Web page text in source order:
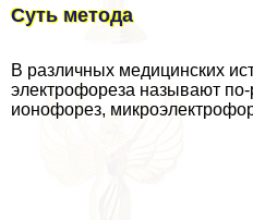
Суть метода
В различных медицинских
электрофореза называют
ионофорез,